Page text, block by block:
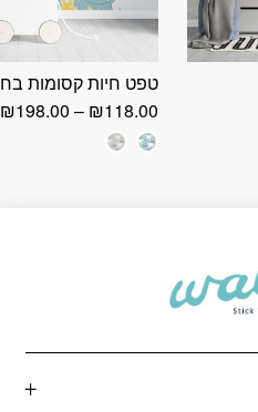
טפט חיות קסומות
₪118.00
–
₪198.00